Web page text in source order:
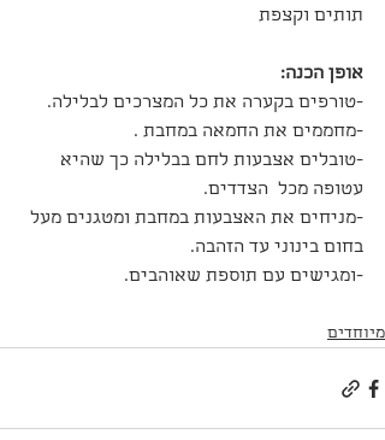
תותים וקצפת
אופן הכנה:
-טורפים בקערה את כל המצרכים לבלילה.
-מחממים את החמאה במחבת .
-טובלים אצבעות לחם בבלילה כך שהיא
עטופה מכל  הצדדים.
-מניחים את האצבעות במחבת ומטגנים מעל
בחום בינוני עד הזהבה.
-ומגישים עם תוספת שאוהבים.
מיוחדים